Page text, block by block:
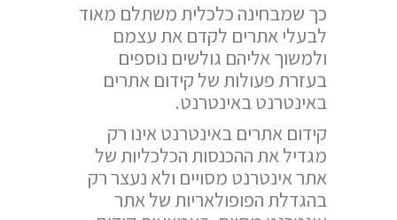
כך שמבחינה כלכלית משתלם מאוד
לבעלי אתרים לקדם את עצמם
ולמשוך אליהם גולשים נוספים
בעזרת פעולות של קידום אתרים
באינטרנט באינטרנט.
קידום אתרים באינטרנט אינו רק
מגדיל את ההכנסות הכלכליות של
אתר אינטרנט מסויים ולא נעצר רק
בהגדלת הפופולאריות של אתר